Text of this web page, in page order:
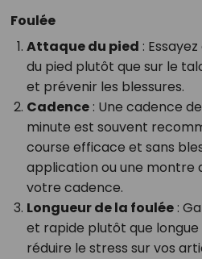
Foulée
Attaque du pied :
du pied plutôt que sur le
et prévenir les blessures.
Cadence: Une cadence
minute est souvent
course efficace et sans
application ou une montre
votre cadence.
Longueur de la foulée:
et rapide plutôt que longue
réduire le stress sur vos